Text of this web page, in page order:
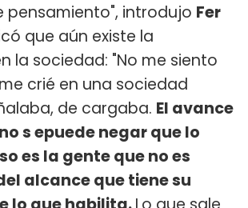
pensamiento", introdujo Fer
que aún existe la
la sociedad: "No me siento
crié en una sociedad
de cargaba. El avance
s epuede negar que lo
es la gente que no es
alcance que tiene su